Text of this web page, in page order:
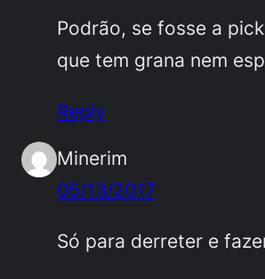
Podrão, se fosse a
que tem grana nem
Reply
Minerim
05/13/2017
Só para derreter e